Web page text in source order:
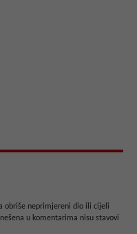
obriše neprimjereni dio ili cijeli
u komentarima nisu stavovi